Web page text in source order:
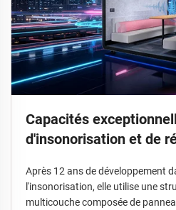
Capacités
d'insonorisation et de
Après 12 ans de développement
l'insonorisation, elle utilise une
multicouche composée de